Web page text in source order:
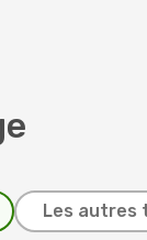
Les autres